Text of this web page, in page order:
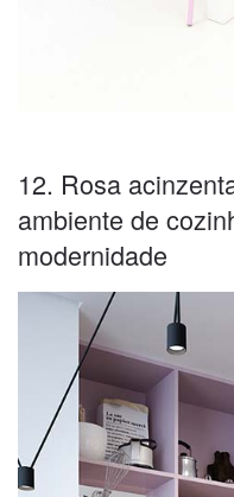
12. Rosa
ambiente de
modernidade